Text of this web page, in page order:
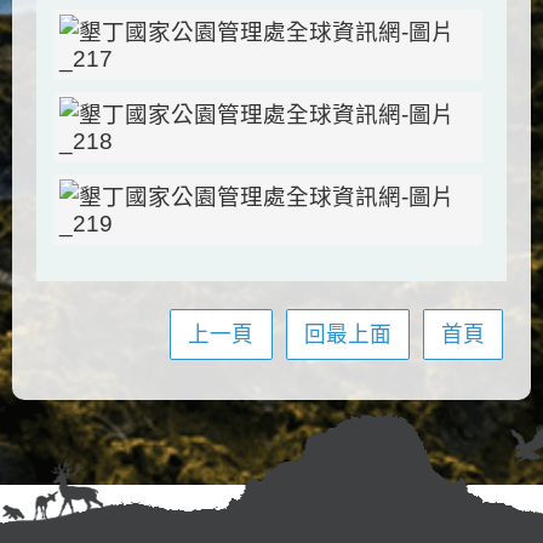
上一頁 回最上面 首頁